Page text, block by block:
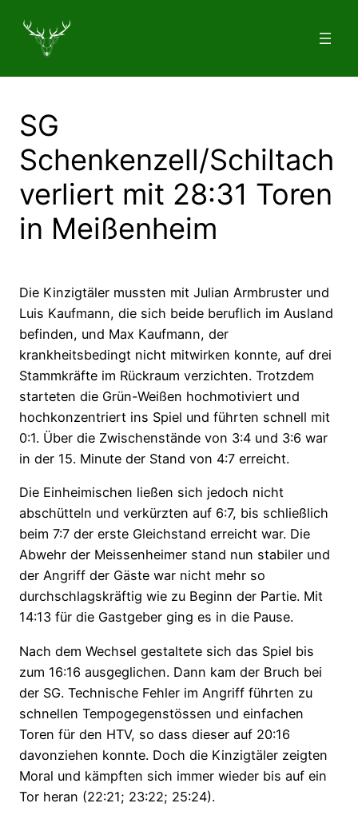
Inhalt
springen
SG
Schenkenzell/Schiltach
verliert mit 28:31 Toren
in Meißenheim
Die Kinzigtäler mussten mit Julian Armbruster und
Luis Kaufmann, die sich beide beruflich im Ausland
befinden, und Max Kaufmann, der
krankheitsbedingt nicht mitwirken konnte, auf drei
Stammkräfte im Rückraum verzichten. Trotzdem
starteten die Grün-Weißen hochmotiviert und
hochkonzentriert ins Spiel und führten schnell mit
0:1. Über die Zwischenstände von 3:4 und 3:6 war
in der 15. Minute der Stand von 4:7 erreicht.
Die Einheimischen ließen sich jedoch nicht
abschütteln und verkürzten auf 6:7, bis schließlich
beim 7:7 der erste Gleichstand erreicht war. Die
Abwehr der Meissenheimer stand nun stabiler und
der Angriff der Gäste war nicht mehr so
durchschlagskräftig wie zu Beginn der Partie. Mit
14:13 für die Gastgeber ging es in die Pause.
Nach dem Wechsel gestaltete sich das Spiel bis
zum 16:16 ausgeglichen. Dann kam der Bruch bei
der SG. Technische Fehler im Angriff führten zu
schnellen Tempogegenstössen und einfachen
Toren für den HTV, so dass dieser auf 20:16
davonziehen konnte. Doch die Kinzigtäler zeigten
Moral und kämpften sich immer wieder bis auf ein
Tor heran (22:21; 23:22; 25:24).